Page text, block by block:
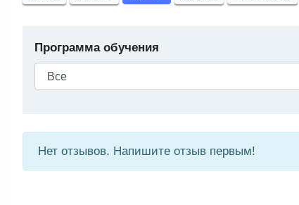
Программа обучения
Нет отзывов. Напишите отзыв первым!